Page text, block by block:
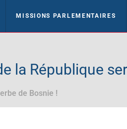
MISSIONS PARLEMENTAIRES
la République
de Bosnie !